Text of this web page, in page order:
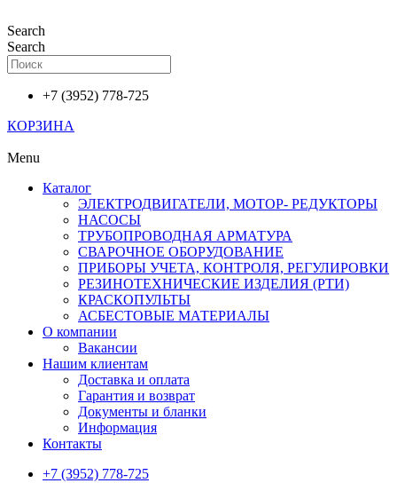
к
содержимому
Search
Search
+7 (3952) 778-725
КОРЗИНА
Menu
Каталог
ЭЛЕКТРОДВИГАТЕЛИ, МОТОР- РЕДУКТОРЫ
НАСОСЫ
ТРУБОПРОВОДНАЯ АРМАТУРА
СВАРОЧНОЕ ОБОРУДОВАНИЕ
ПРИБОРЫ УЧЕТА, КОНТРОЛЯ, РЕГУЛИРОВКИ
РЕЗИНОТЕХНИЧЕСКИЕ ИЗДЕЛИЯ (РТИ)
КРАСКОПУЛЬТЫ
АСБЕСТОВЫЕ МАТЕРИАЛЫ
О компании
Вакансии
Нашим клиентам
Доставка и оплата
Гарантия и возврат
Документы и бланки
Информация
Контакты
+7 (3952) 778-725